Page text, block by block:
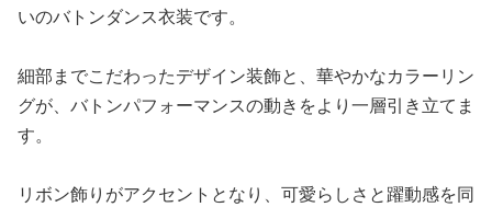
いのバトンダンス衣装です。
細部までこだわったデザイン装飾と、華やかなカラーリン
グが、バトンパフォーマンスの動きをより一層引き立てま
す。
リボン飾りがアクセントとなり、可愛らしさと躍動感を同